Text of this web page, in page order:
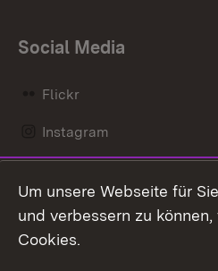
Social Media
Flickr
Instagram
Mastodon
Messenger
Um unsere Webseite für
und verbessern zu
Cookies.